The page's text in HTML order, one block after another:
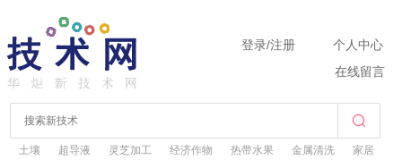
土壤 超导液 灵芝加工 经济作物 热带水果 金属清洗
家居
登录/注册
个人中心
在线留言